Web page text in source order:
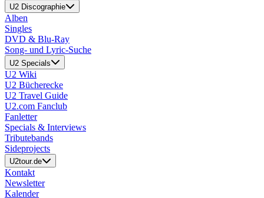
U2 Discographie
Alben
Singles
DVD & Blu-Ray
Song- und Lyric-Suche
U2 Specials
U2 Wiki
U2 Bücherecke
U2 Travel Guide
U2.com Fanclub
Fanletter
Specials & Interviews
Tributebands
Sideprojects
U2tour.de
Kontakt
Newsletter
Kalender